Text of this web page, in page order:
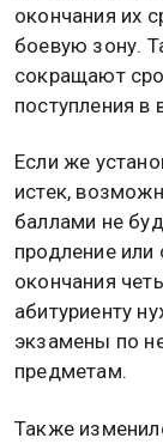
окончания их
боевую зону.
сокращают
поступления в
Если же
истек,
баллами не
продление или
окончания
абитуриенту
экзамены по
предметам.
Также